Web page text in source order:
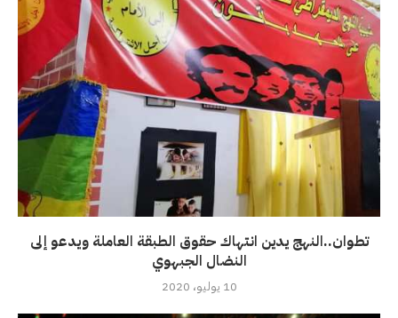
تطوان..النهج يدين انتهاك حقوق الطبقة العاملة ويدعو إلى
النضال الجبهوي
10 يوليو، 2020